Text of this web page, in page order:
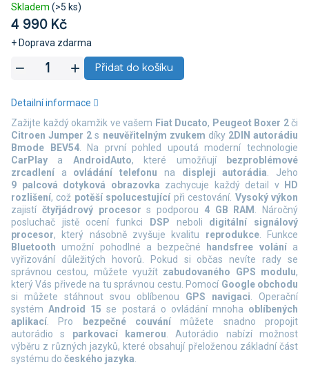
4 990 Kč
+ Doprava zdarma
Skladem (>5 ks)
Přidat do košíku
Zažijte každý okamžik ve vašem Fiat Ducato, Peugeot Boxer 2či
Citroen Jumper 2s neuvěřitelným zvukem díky 2DIN autorádiu
Bmode BEV54. Na první pohled upoutá moderní technologie
CarPlay a AndroidAuto, které umožňují
bezproblémové
zrcadlení a ovládání telefonu na displeji autorádia. Jeho
9 palcová dotyková obrazovka zachycuje každý detail v
HD
rozlišení, což potěší spolucestující při cestování. Vysoký výkon
zajistí čtyřjádrový procesor s podporou 4 GB RAM . Náročný
posluchač jistě ocení funkci
DSP neboli digitální signálový
procesor, který násobně zvyšuje kvalitu reprodukce. Funkce
Bluetooth umožní pohodlné a bezpečné handsfree volánía
vyřizování důležitých hovorů. Pokud si občas nevíte rady se
správnou cestou, můžete využít zabudovaného GPS modulu,
který Vás přivede na tu správnou cestu. Pomocí Google obchodu
si můžete stáhnout svou oblíbenou GPS navigaci. Operační
systémAndroid 15 se postará o ovládání mnoha oblíbených
aplikací. Pro bezpečné couvání můžete snadno propojit
autorádio s parkovací kamerou. Autorádio nabízí možnost
výběru z různých jazyků, které obsahují přeloženou základní část
systému do českého jazyka.
Detailní informace